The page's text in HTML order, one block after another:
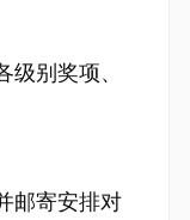
别奖项、
邮寄安排对